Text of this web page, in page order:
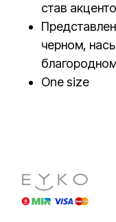
став
черном,
Оne size